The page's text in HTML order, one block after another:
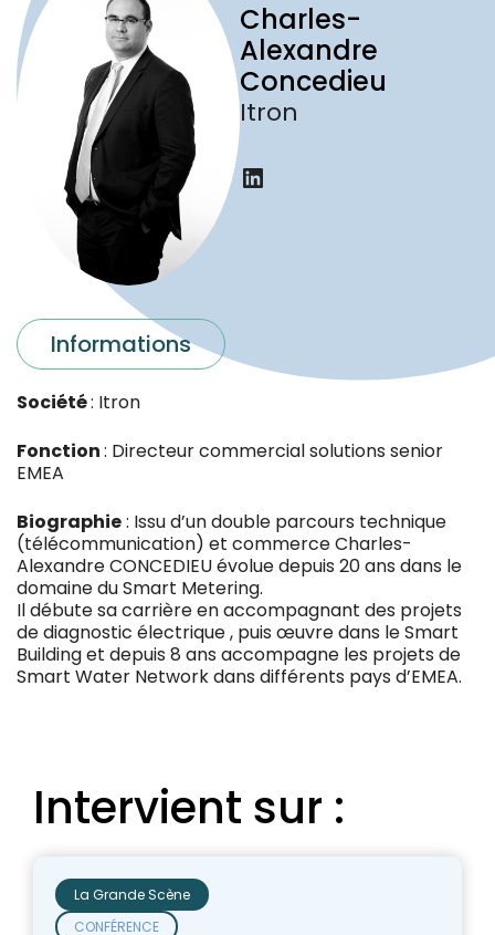
Charles-
Alexandre
Concedieu
Itron
LinkedIn
Informations
Société: Itron
Fonction: Directeur commercial solutions senior
EMEA
Biographie: Issu d’un double parcours technique
(télécommunication) et commerce Charles-
Alexandre CONCEDIEU évolue depuis 20 ans dans le
domaine du Smart Metering.
Il débute sa carrière en accompagnant des projets
de diagnostic électrique , puis œuvre dans le Smart
Building et depuis 8 ans accompagne les projets de
Smart Water Network dans différents pays d’EMEA.
Intervient sur :
CONFÉRENCE
La Grande Scène